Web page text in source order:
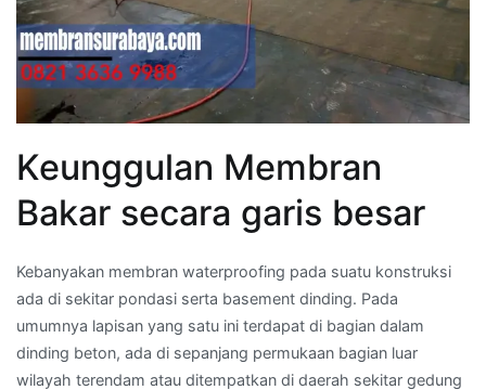
Keunggulan Membran
Bakar secara garis besar
Kebanyakan membran waterproofing pada suatu konstruksi
ada di sekitar pondasi serta basement dinding. Pada
umumnya lapisan yang satu ini terdapat di bagian dalam
dinding beton, ada di sepanjang permukaan bagian luar
wilayah terendam atau ditempatkan di daerah sekitar gedung